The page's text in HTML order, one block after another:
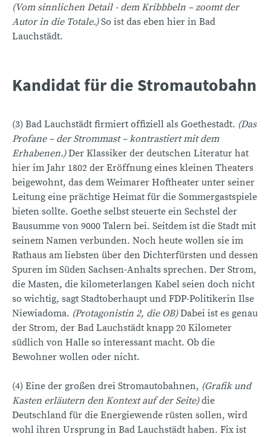
(Vom sinnlichen Detail - dem Kribbbeln – zoomt der
Autor in die Totale.)So ist das eben hier in Bad
Lauchstädt.
Kandidat für die Stromautobahn
(3) Bad Lauchstädt firmiert offiziell als Goethestadt. (Das
Profane – der Strommast – kontrastiert mit dem
Erhabenen.)Der Klassiker der deutschen Literatur hat
hier im Jahr 1802 der Eröffnung eines kleinen Theaters
beigewohnt, das dem Weimarer Hoftheater unter seiner
Leitung eine prächtige Heimat für die Sommergastspiele
bieten sollte. Goethe selbst steuerte ein Sechstel der
Bausumme von 9000 Talern bei. Seitdem ist die Stadt mit
seinem Namen verbunden. Noch heute wollen sie im
Rathaus am liebsten über den Dichterfürsten und dessen
Spuren im Süden Sachsen-Anhalts sprechen. Der Strom,
die Masten, die kilometerlangen Kabel seien doch nicht
so wichtig, sagt Stadtoberhaupt und FDP-Politikerin Ilse
Niewiadoma. (Protagonistin 2, die OB)Dabei ist es genau
der Strom, der Bad Lauchstädt knapp 20 Kilometer
südlich von Halle so interessant macht. Ob die
Bewohner wollen oder nicht.
(4) Eine der großen drei Stromautobahnen, (Grafik und
Kasten erläutern den Kontext auf der Seite)die
Deutschland für die Energiewende rüsten sollen, wird
wohl ihren Ursprung in Bad Lauchstädt haben. Fix ist